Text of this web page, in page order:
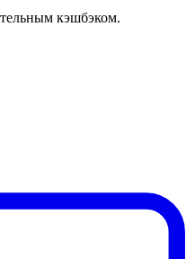
кэшбэком.